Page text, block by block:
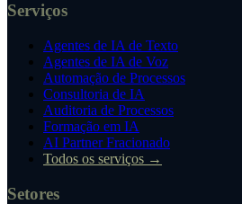
Serviços
Agentes de IA de Texto
Agentes de IA de Voz
Automação de Processos
Consultoria de IA
Auditoria de Processos
Formação em IA
AI Partner Fracionado
Todos os serviços →
Setores